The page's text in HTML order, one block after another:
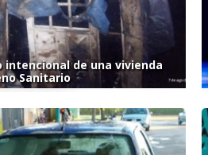
de una vivienda
Sanitario